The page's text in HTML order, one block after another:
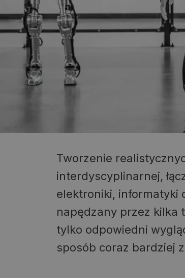
Tworzenie
interdyscyplinarnej,
elektroniki, informatyki
napędzany przez kilka
tylko odpowiedni
sposób coraz bardziej